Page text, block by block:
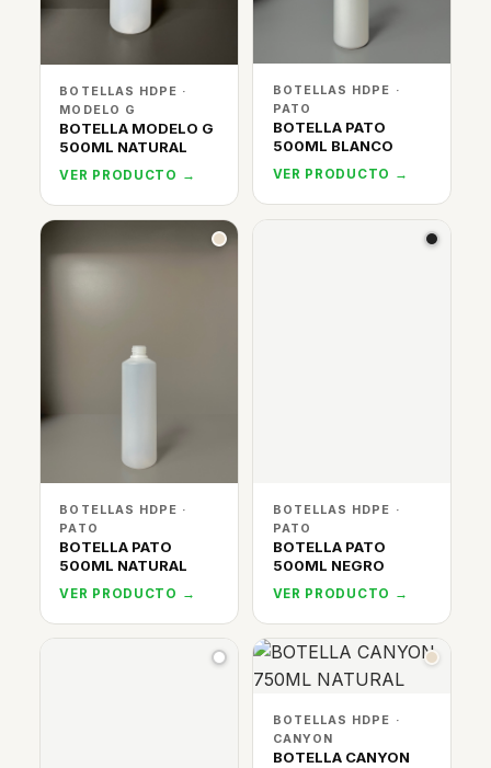
BOTELLAS HDPE ·
MODELO G
BOTELLA MODELO G
500ML NATURAL
VER PRODUCTO →
BOTELLAS HDPE ·
PATO
BOTELLA PATO
500ML BLANCO
VER PRODUCTO →
BOTELLAS HDPE ·
PATO
BOTELLA PATO
500ML NATURAL
VER PRODUCTO →
BOTELLAS HDPE ·
PATO
BOTELLA PATO
500ML NEGRO
VER PRODUCTO →
BOTELLAS HDPE ·
CANYON
BOTELLA CANYON